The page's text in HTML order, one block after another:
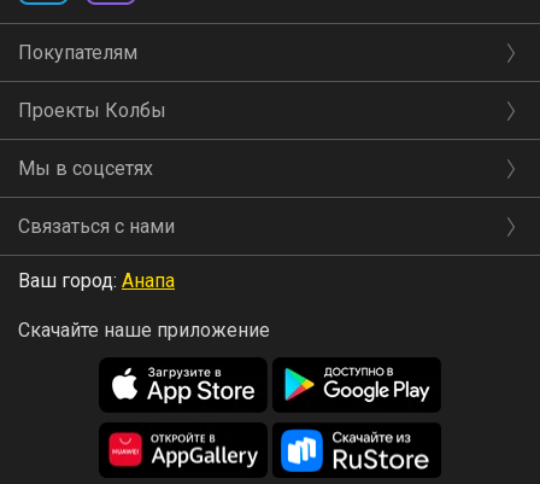
Покупателям
Проекты Колбы
Мы в соцсетях
Связаться с нами
Ваш город: Анапа
Скачайте наше приложение